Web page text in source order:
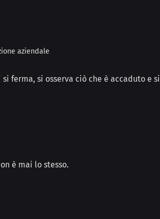
aziendale
ferma, si osserva ciò che è accaduto e si
è mai lo stesso.